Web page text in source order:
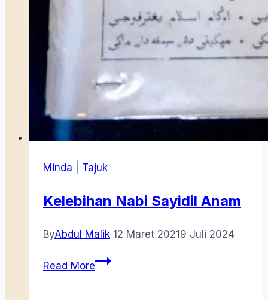
Minda Tajuk
Kelebihan Nabi Sayidil Anam
ByAbdul Malik 12 Maret 20219 Juli 2024
Read MoreKelebihan